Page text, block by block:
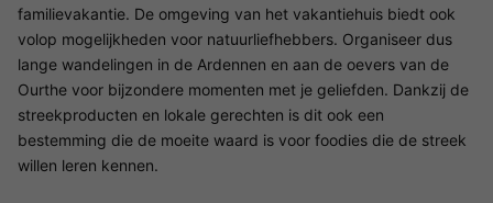
familievakantie. De omgeving van het vakantiehuis biedt ook
volop mogelijkheden voor natuurliefhebbers. Organiseer dus
lange wandelingen in de Ardennen en aan de oevers van de
Ourthe voor bijzondere momenten met je geliefden. Dankzij de
streekproducten en lokale gerechten is dit ook een
bestemming die de moeite waard is voor foodies die de streek
willen leren kennen.